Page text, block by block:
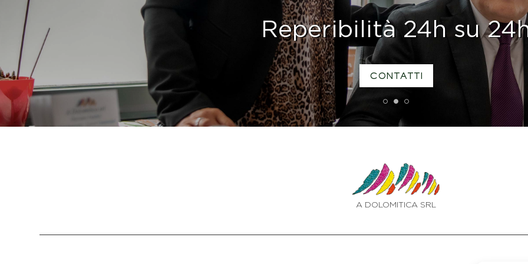
1 2 3
Reperibilità 24h su
CONTATTI
A DOLOMITICA SRL